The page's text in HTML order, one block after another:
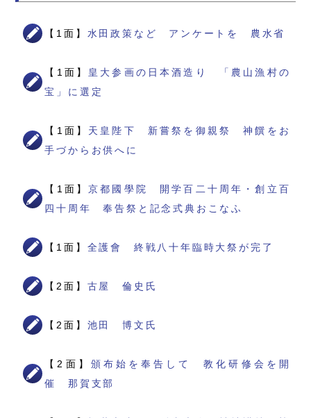
【1面】 水田政策など アンケートを 農水省
【1面】 皇大参画の日本酒造り 「農山漁村の
宝」に選定
【1面】 天皇陛下 新嘗祭を御親祭 神饌をお
手づからお供へに
【1面】京都國學院 開学百二十周年・創立百
四十周年 奉告祭と記念式典おこなふ
【1面】 全護會 終戦八十年臨時大祭が完了
【2面】 古屋 倫史氏
【2面】 池田 博文氏
【2面】 頒布始を奉告して 教化研修会を開
催 那賀支部